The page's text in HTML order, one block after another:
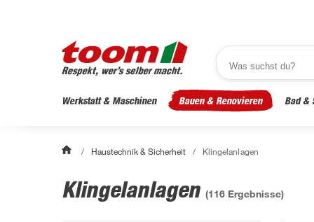
Werkstatt & Maschinen Bauen & Renovieren Bad &
/ Haustechnik & Sicherheit / Klingelanlagen
Klingelanlagen (116 Ergebnisse)